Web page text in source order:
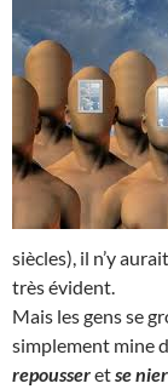
siècles), il n’y
très évident.
Mais les gens se
simplement mine
repousseretse